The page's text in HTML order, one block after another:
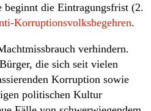
beginnt die Eintragungsfrist (2.
Korruptionsvolksbegehren.
verhindern.
die sich seit vielen
Korruption sowie
politischen Kultur